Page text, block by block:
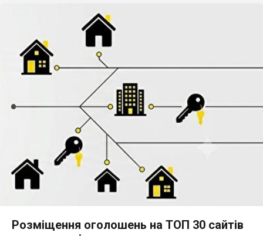
Розміщення оголошень на ТОП 30 сайтів